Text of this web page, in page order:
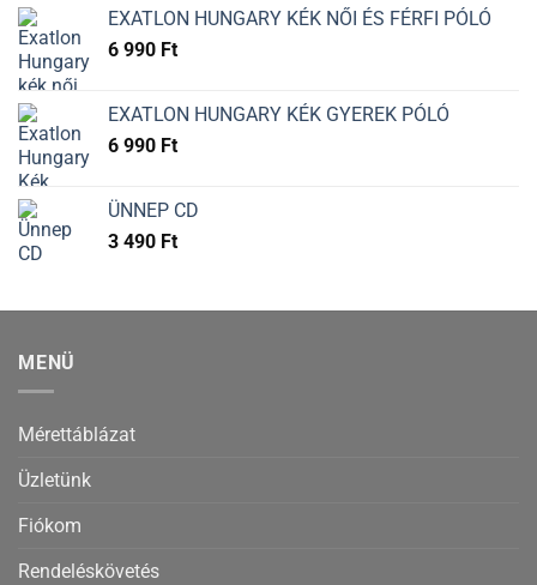
EXATLON HUNGARY KÉK NŐI ÉS FÉRFI PÓLÓ
6 990 Ft
EXATLON HUNGARY KÉK GYEREK PÓLÓ
6 990 Ft
ÜNNEP CD
3 490 Ft
MENÜ
Mérettáblázat
Üzletünk
Fiókom
Rendeléskövetés